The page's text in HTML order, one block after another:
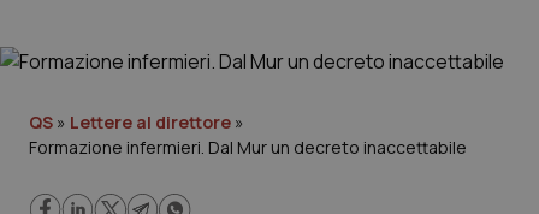
Cronache
QS » Lettere al direttore »
Formazione infermieri. Dal Mur un decreto inaccettabile